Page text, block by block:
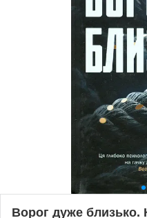
Ворог дуже близько.